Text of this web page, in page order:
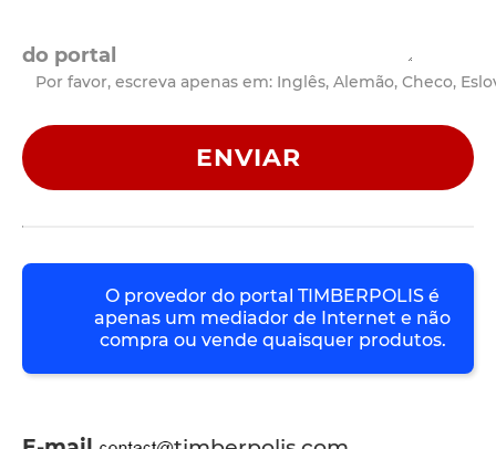
do portal
Por favor, escreva apenas em: Inglês, Alemão, Checo,
ENVIAR
O provedor do portal TIMBERPOLIS é
apenas um mediador de Internet e não
compra ou vende quaisquer produtos.